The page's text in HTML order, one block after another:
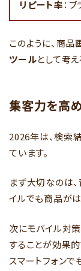
リピート率：
このように、商品
ツールとして考
集客力を高
2026年は、検索
ています。
まず大切なのは
イルでも商品がは
次にモバイル対
することが効果的
スマートフォンで